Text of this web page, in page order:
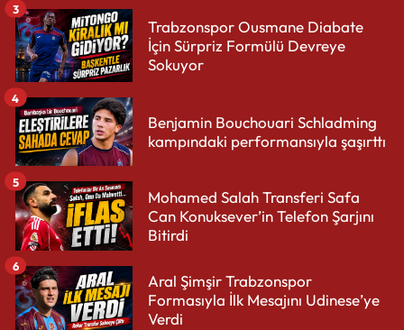
Trabzonspor Ousmane Diabate
İçin Sürpriz Formülü Devreye
Sokuyor
3
Benjamin Bouchouari Schladming
kampındaki performansıyla şaşırttı
4
Mohamed Salah Transferi Safa
Can Konuksever’in Telefon Şarjını
Bitirdi
5
Aral Şimşir Trabzonspor
Formasıyla İlk Mesajını Udinese’ye
Verdi
6